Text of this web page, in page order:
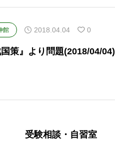
館 2018.04.04 0
策』より問題(2018/04/04)
受験相談・自習室